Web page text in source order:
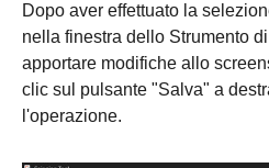
Dopo aver effettuato la
nella finestra dello Strumento
apportare modifiche allo
clic sul pulsante "Salva" a
l'operazione.